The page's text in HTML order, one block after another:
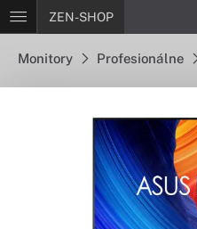
ZEN-SHOP
Monitory Profesionálne